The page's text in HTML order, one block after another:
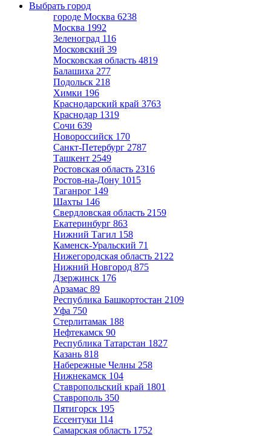
Выбрать город
городе Москва 6238
Москва 1992
Зеленоград 116
Московский 39
Московская область 4819
Балашиха 277
Подольск 218
Химки 196
Краснодарский край 3763
Краснодар 1319
Сочи 639
Новороссийск 170
Санкт-Петербург 2787
Ташкент 2549
Ростовская область 2316
Ростов-на-Дону 1015
Таганрог 149
Шахты 146
Свердловская область 2159
Екатеринбург 863
Нижний Тагил 158
Каменск-Уральский 71
Нижегородская область 2122
Нижний Новгород 875
Дзержинск 176
Арзамас 89
Республика Башкортостан 2109
Уфа 750
Стерлитамак 188
Нефтекамск 90
Республика Татарстан 1827
Казань 818
Набережные Челны 258
Нижнекамск 104
Ставропольский край 1801
Ставрополь 350
Пятигорск 195
Ессентуки 114
Самарская область 1752